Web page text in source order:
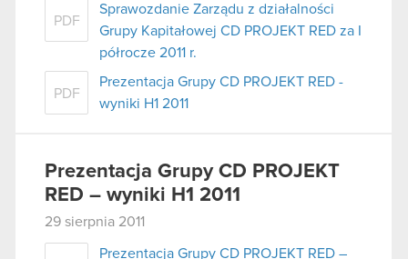
PDF
Sprawozdanie Zarządu z działalności
Grupy Kapitałowej CD PROJEKT RED za I
półrocze 2011 r.
PDF
Prezentacja Grupy CD PROJEKT RED -
wyniki H1 2011
Prezentacja Grupy CD PROJEKT
RED – wyniki H1 2011
29 sierpnia 2011
Prezentacja Grupy CD PROJEKT RED –